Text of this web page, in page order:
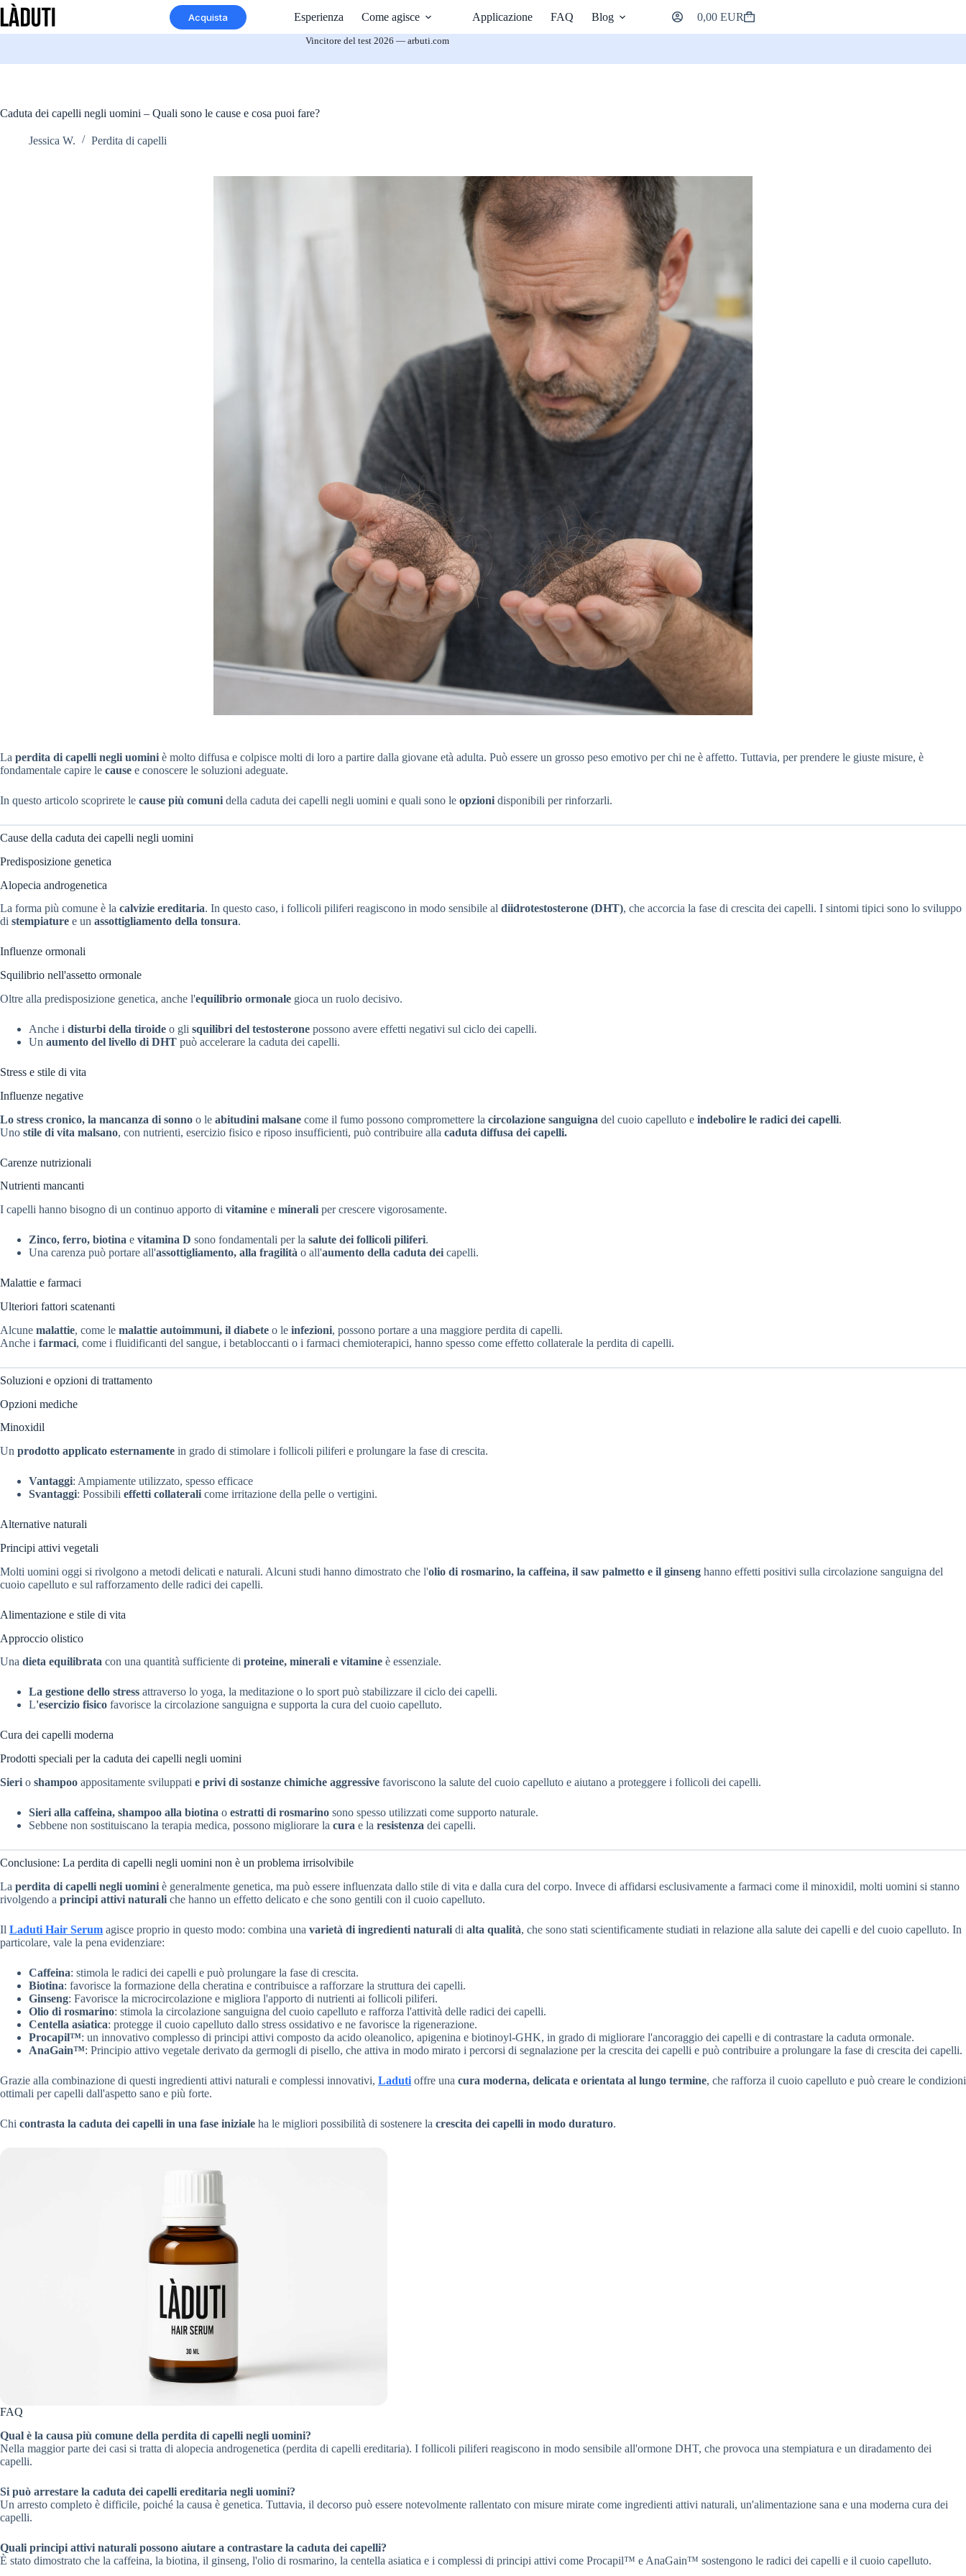
Vai
contenuto
Acquista Esperienza Come agisce Applicazione FAQ Blog
Il
tuo
0,00 EUR
Vincitore del test 2026 — arbuti.com
Caduta dei capelli negli uomini – Quali sono le cause e cosa puoi fare?
Jessica W. Perdita di capelli
La perdita di capelli negli uomini è molto diffusa e colpisce molti di loro a partire dalla giovane età adulta. Può essere un grosso peso emotivo per chi ne è affetto. Tuttavia, per prendere le giuste misure, è
fondamentale capire le cause e conoscere le soluzioni adeguate.
In questo articolo scoprirete le cause più comuni della caduta dei capelli negli uomini e quali sono le opzioni disponibili per rinforzarli.
Cause della caduta dei capelli negli uomini
Predisposizione genetica
Alopecia androgenetica
La forma più comune è la calvizie ereditaria. In questo caso, i follicoli piliferi reagiscono in modo sensibile al diidrotestosterone (DHT), che accorcia la fase di crescita dei capelli. I sintomi tipici sono lo sviluppo
di stempiature e un assottigliamento della tonsura.
Influenze ormonali
Squilibrio nell'assetto ormonale
Oltre alla predisposizione genetica, anche l'equilibrio ormonale gioca un ruolo decisivo.
Anche i disturbi della tiroide o gli squilibri del testosterone possono avere effetti negativi sul ciclo dei capelli.
Un aumento del livello di DHT può accelerare la caduta dei capelli.
Stress e stile di vita
Influenze negative
Lo stress cronico, la mancanza di sonno o le abitudini malsane come il fumo possono compromettere la circolazione sanguigna del cuoio capelluto e indebolire le radici dei capelli.
Uno stile di vita malsano, con nutrienti, esercizio fisico e riposo insufficienti, può contribuire alla caduta diffusa dei capelli.
Carenze nutrizionali
Nutrienti mancanti
I capelli hanno bisogno di un continuo apporto di vitamine e minerali per crescere vigorosamente.
Zinco, ferro, biotina e vitamina D sono fondamentali per la salute dei follicoli piliferi.
Una carenza può portare all'assottigliamento, alla fragilità o all'aumento della caduta dei capelli.
Malattie e farmaci
Ulteriori fattori scatenanti
Alcune malattie, come le malattie autoimmuni, il diabete o le infezioni, possono portare a una maggiore perdita di capelli.
Anche i farmaci, come i fluidificanti del sangue, i betabloccanti o i farmaci chemioterapici, hanno spesso come effetto collaterale la perdita di capelli.
Soluzioni e opzioni di trattamento
Opzioni mediche
Minoxidil
Un prodotto applicato esternamente in grado di stimolare i follicoli piliferi e prolungare la fase di crescita.
Vantaggi: Ampiamente utilizzato, spesso efficace
Svantaggi: Possibili effetti collaterali come irritazione della pelle o vertigini.
Alternative naturali
Principi attivi vegetali
Molti uomini oggi si rivolgono a metodi delicati e naturali. Alcuni studi hanno dimostrato che l'olio di rosmarino, la caffeina, il saw palmetto e il ginseng hanno effetti positivi sulla circolazione sanguigna del
cuoio capelluto e sul rafforzamento delle radici dei capelli.
Alimentazione e stile di vita
Approccio olistico
Una dieta equilibrata con una quantità sufficiente di proteine, minerali e vitamine è essenziale.
La gestione dello stress attraverso lo yoga, la meditazione o lo sport può stabilizzare il ciclo dei capelli.
L'esercizio fisico favorisce la circolazione sanguigna e supporta la cura del cuoio capelluto.
Cura dei capelli moderna
Prodotti speciali per la caduta dei capelli negli uomini
Sieri o shampoo appositamente sviluppati e privi di sostanze chimiche aggressive favoriscono la salute del cuoio capelluto e aiutano a proteggere i follicoli dei capelli.
Sieri alla caffeina, shampoo alla biotina o estratti di rosmarino sono spesso utilizzati come supporto naturale.
Sebbene non sostituiscano la terapia medica, possono migliorare la cura e la resistenza dei capelli.
Conclusione: La perdita di capelli negli uomini non è un problema irrisolvibile
La perdita di capelli negli uomini è generalmente genetica, ma può essere influenzata dallo stile di vita e dalla cura del corpo. Invece di affidarsi esclusivamente a farmaci come il minoxidil, molti uomini si stanno
rivolgendo a principi attivi naturali che hanno un effetto delicato e che sono gentili con il cuoio capelluto.
Il Laduti Hair Serum agisce proprio in questo modo: combina una varietà di ingredienti naturali di alta qualità, che sono stati scientificamente studiati in relazione alla salute dei capelli e del cuoio capelluto. In
particolare, vale la pena evidenziare:
Caffeina: stimola le radici dei capelli e può prolungare la fase di crescita.
Biotina: favorisce la formazione della cheratina e contribuisce a rafforzare la struttura dei capelli.
Ginseng: Favorisce la microcircolazione e migliora l'apporto di nutrienti ai follicoli piliferi.
Olio di rosmarino: stimola la circolazione sanguigna del cuoio capelluto e rafforza l'attività delle radici dei capelli.
Centella asiatica: protegge il cuoio capelluto dallo stress ossidativo e ne favorisce la rigenerazione.
Procapil™: un innovativo complesso di principi attivi composto da acido oleanolico, apigenina e biotinoyl-GHK, in grado di migliorare l'ancoraggio dei capelli e di contrastare la caduta ormonale.
AnaGain™: Principio attivo vegetale derivato da germogli di pisello, che attiva in modo mirato i percorsi di segnalazione per la crescita dei capelli e può contribuire a prolungare la fase di crescita dei capelli.
Grazie alla combinazione di questi ingredienti attivi naturali e complessi innovativi, Laduti offre una cura moderna, delicata e orientata al lungo termine, che rafforza il cuoio capelluto e può creare le condizioni
ottimali per capelli dall'aspetto sano e più forte.
Chi contrasta la caduta dei capelli in una fase iniziale ha le migliori possibilità di sostenere la crescita dei capelli in modo duraturo.
FAQ
Qual è la causa più comune della perdita di capelli negli uomini?
Nella maggior parte dei casi si tratta di alopecia androgenetica (perdita di capelli ereditaria). I follicoli piliferi reagiscono in modo sensibile all'ormone DHT, che provoca una stempiatura e un diradamento dei
capelli.
Si può arrestare la caduta dei capelli ereditaria negli uomini?
Un arresto completo è difficile, poiché la causa è genetica. Tuttavia, il decorso può essere notevolmente rallentato con misure mirate come ingredienti attivi naturali, un'alimentazione sana e una moderna cura dei
capelli.
Quali principi attivi naturali possono aiutare a contrastare la caduta dei capelli?
È stato dimostrato che la caffeina, la biotina, il ginseng, l'olio di rosmarino, la centella asiatica e i complessi di principi attivi come Procapil™ e AnaGain™ sostengono le radici dei capelli e il cuoio capelluto.